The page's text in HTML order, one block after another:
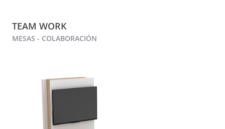
TEAM WORK
MESAS - COLABORACIÓN